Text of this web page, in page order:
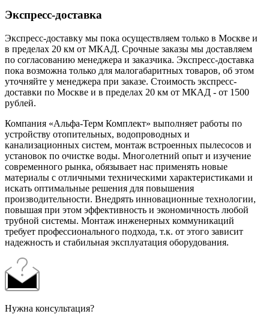
Экспресс-доставка
Экспресс-доставку мы пока осуществляем только в Москве и
в пределах 20 км от МКАД. Срочные заказы мы доставляем
по согласованию менеджера и заказчика. Экспресс-доставка
пока возможна только для малогабаритных товаров, об этом
уточняйте у менеджера при заказе. Стоимость экспресс-
доставки по Москве и в пределах 20 км от МКАД - от 1500
рублей.
Компания «Альфа-Терм Комплект» выполняет работы по
устройству отопительных, водопроводных и
канализационных систем, монтаж встроенных пылесосов и
установок по очистке воды. Многолетний опыт и изучение
современного рынка, обязывает нас применять новые
материалы с отличными техническими характеристиками и
искать оптимальные решения для повышения
производительности. Внедрять инновационные технологии,
повышая при этом эффективность и экономичность любой
трубной системы. Монтаж инженерных коммуникаций
требует профессионального подхода, т.к. от этого зависит
надежность и стабильная эксплуатация оборудования.
Нужна консультация?